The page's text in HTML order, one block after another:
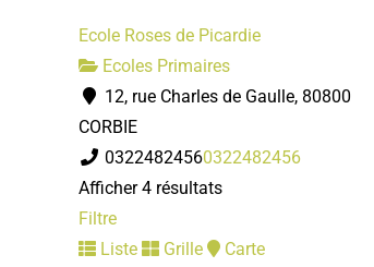
Ecole Roses de Picardie
Ecoles Primaires
12, rue Charles de Gaulle, 80800
CORBIE
03224824560322482456
Afficher 4 résultats
Filtre
Liste
Grille
Carte